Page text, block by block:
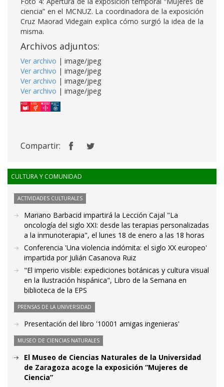
ciencia” en el MCNUZ. La coordinadora de la exposición
Cruz Maorad Videgain explica cómo surgió la idea de la
misma.
Archivos adjuntos:
Ver archivo | image/jpeg
Ver archivo | image/jpeg
Ver archivo | image/jpeg
Ver archivo | image/jpeg
Compartir:
CULTURA Y COMUNIDAD
ACTIVIDADES CULTURALES
Mariano Barbacid impartirá la Lección Cajal "La
oncología del siglo XXI: desde las terapias personalizadas
a la inmunoterapia", el lunes 18 de enero a las 18 horas
Conferencia 'Una violencia indómita: el siglo XX europeo'
impartida por Julián Casanova Ruiz
"El imperio visible: expediciones botánicas y cultura visual
en la Ilustración hispánica", Libro de la Semana en
biblioteca de la EPS
PRENSAS DE LA UNIVERSIDAD
Presentación del libro '10001 amigas ingenieras'
MUSEO DE CIENCIAS NATURALES
El Museo de Ciencias Naturales de la Universidad
de Zaragoza acoge la exposición “Mujeres de
Ciencia”